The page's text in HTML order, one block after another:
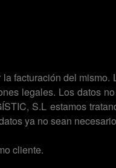
facturación del mismo.
legales. Los datos
S.L estamos
ya no sean
cliente.